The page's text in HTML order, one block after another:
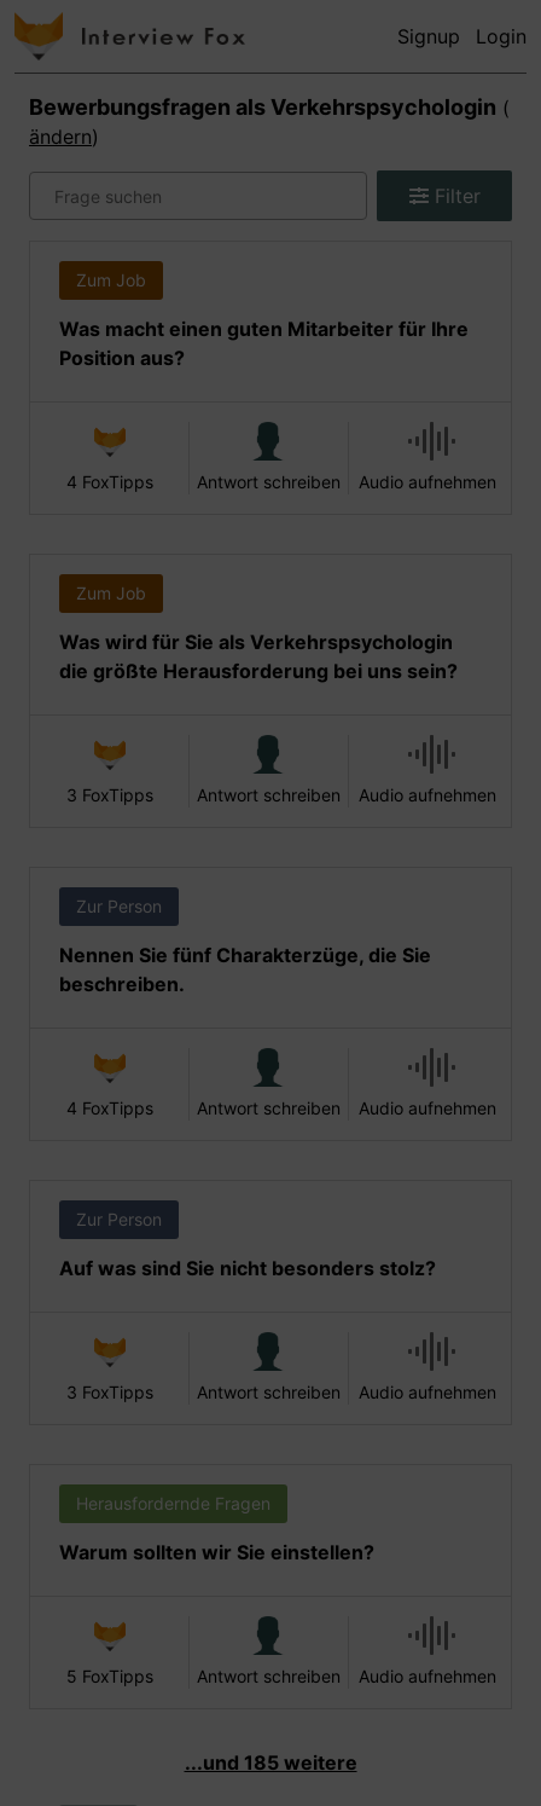
Signup Login
Bewerbungsfragen alsVerkehrspsychologin (
ändern)
Filter
Zum Job
Was macht einen guten Mitarbeiter für Ihre
Position aus?
4 FoxTipps Antwort schreiben Audio aufnehmen
Zum Job
Was wird für Sie als Verkehrspsychologin
die größte Herausforderung bei uns sein?
3 FoxTipps Antwort schreiben Audio aufnehmen
Zur Person
Nennen Sie fünf Charakterzüge, die Sie
beschreiben.
4 FoxTipps Antwort schreiben Audio aufnehmen
Zur Person
Auf was sind Sie nicht besonders stolz?
3 FoxTipps Antwort schreiben Audio aufnehmen
Herausfordernde Fragen
Warum sollten wir Sie einstellen?
5 FoxTipps Antwort schreiben Audio aufnehmen
...und 185 weitere